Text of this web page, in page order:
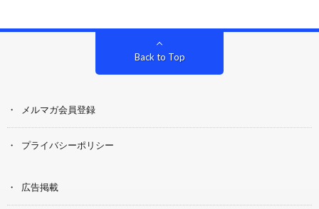
Back to Top
メルマガ会員登録
プライバシーポリシー
広告掲載